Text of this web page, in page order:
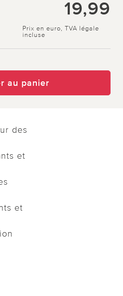
19,99
Prix en euro, TVA légale
incluse
au panier
des
et
et